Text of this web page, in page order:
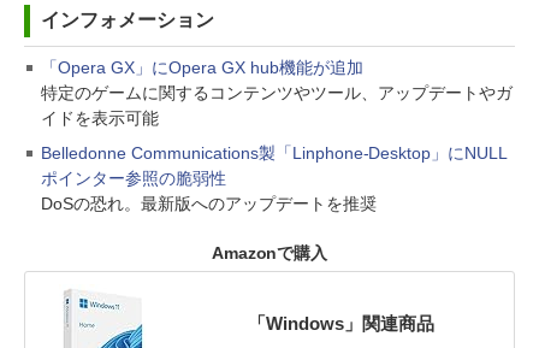
インフォメーション
「Opera GX」にOpera GX hub機能が追加
特定のゲームに関するコンテンツやツール、アップデートやガ
イドを表示可能
Belledonne Communications製「Linphone-Desktop」にNULL
ポインター参照の脆弱性
DoSの恐れ。最新版へのアップデートを推奨
Amazonで購入
「Windows」関連商品